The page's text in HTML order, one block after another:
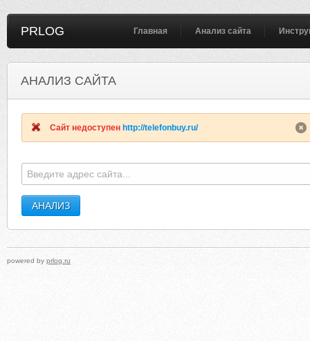
PRLOG Главная Анализ сайта
АНАЛИЗ САЙТА
Сайт недоступен http://telefonbuy.ru/
powered by prlog.ru